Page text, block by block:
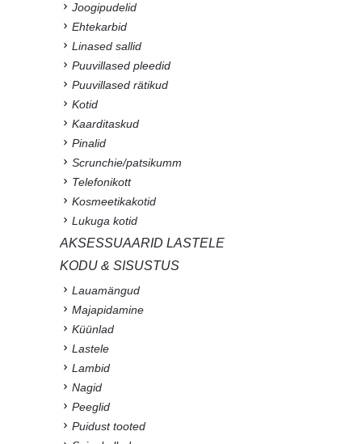
Joogipudelid
Ehtekarbid
Linased sallid
Puuvillased pleedid
Puuvillased rätikud
Kotid
Kaarditaskud
Pinalid
Scrunchie/patsikumm
Telefonikott
Kosmeetikakotid
Lukuga kotid
AKSESSUAARID LASTELE
KODU & SISUSTUS
Lauamängud
Majapidamine
Küünlad
Lastele
Lambid
Nagid
Peeglid
Puidust tooted